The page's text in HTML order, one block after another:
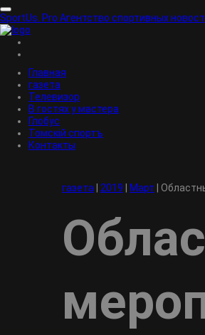
SportUs. Pro Агентство спортивных
Главная
газета
Телевизор
В гостях у мастера
Глобус
Томскiй спортъ
Контакты
газета 2019 Март